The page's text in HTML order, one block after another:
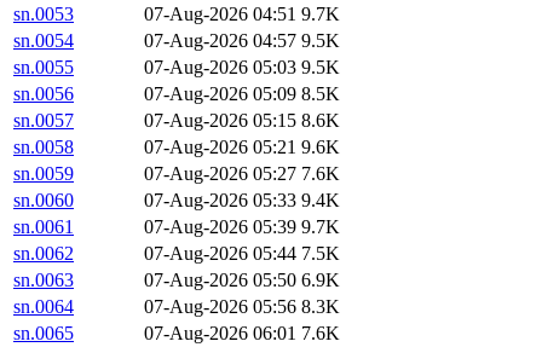
sn.0053
07-Aug-2026 04:51 9.7K
sn.0054
07-Aug-2026 04:57 9.5K
sn.0055
07-Aug-2026 05:03 9.5K
sn.0056
07-Aug-2026 05:09 8.5K
sn.0057
07-Aug-2026 05:15 8.6K
sn.0058
07-Aug-2026 05:21 9.6K
sn.0059
07-Aug-2026 05:27 7.6K
sn.0060
07-Aug-2026 05:33 9.4K
sn.0061
07-Aug-2026 05:39 9.7K
sn.0062
07-Aug-2026 05:44 7.5K
sn.0063
07-Aug-2026 05:50 6.9K
sn.0064
07-Aug-2026 05:56 8.3K
sn.0065
07-Aug-2026 06:01 7.6K